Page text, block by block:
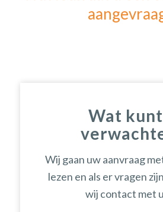
Wat
Wij gaan uw aanvraag
lezen en als er vragen
wij contact met